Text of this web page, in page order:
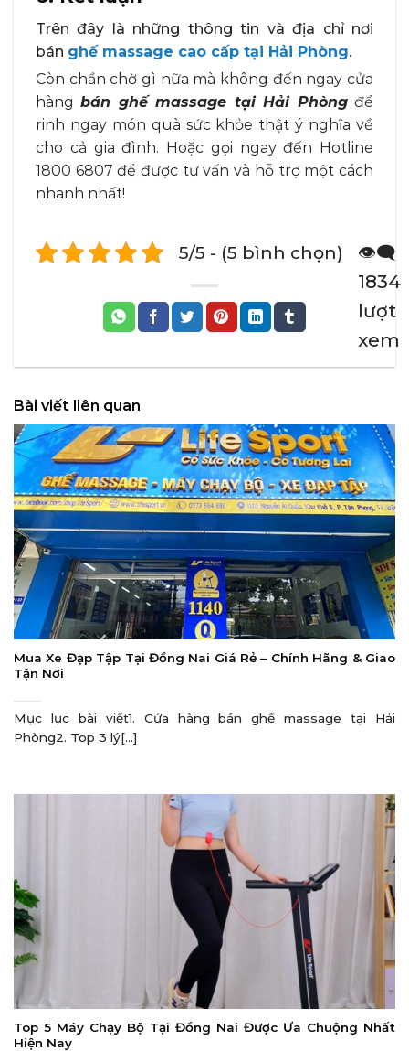
Trên đây là những thông tin và địa chỉ nơi
bán ghế massage cao cấp tại Hải Phòng.
Còn chần chờ gì nữa mà không đến ngay cửa
hàngbán ghế massage tại Hải Phòng để
rinh ngay món quà sức khỏe thật ý nghĩa về
cho cả gia đình. Hoặc gọi ngay đến Hotline
1800 6807 để được tư vấn và hỗ trợ một cách
nhanh nhất!
5/5 - (5 bình chọn)
👁️‍🗨️
1834
lượt
xem
Bài viết liên quan
Mua Xe Đạp Tập Tại Đồng Nai Giá Rẻ – Chính Hãng & Giao
Tận Nơi
Mục lục bài viết1. Cửa hàng bán ghế massage tại Hải
Phòng2. Top 3 lý[...]
Top 5 Máy Chạy Bộ Tại Đồng Nai Được Ưa Chuộng Nhất
Hiện Nay